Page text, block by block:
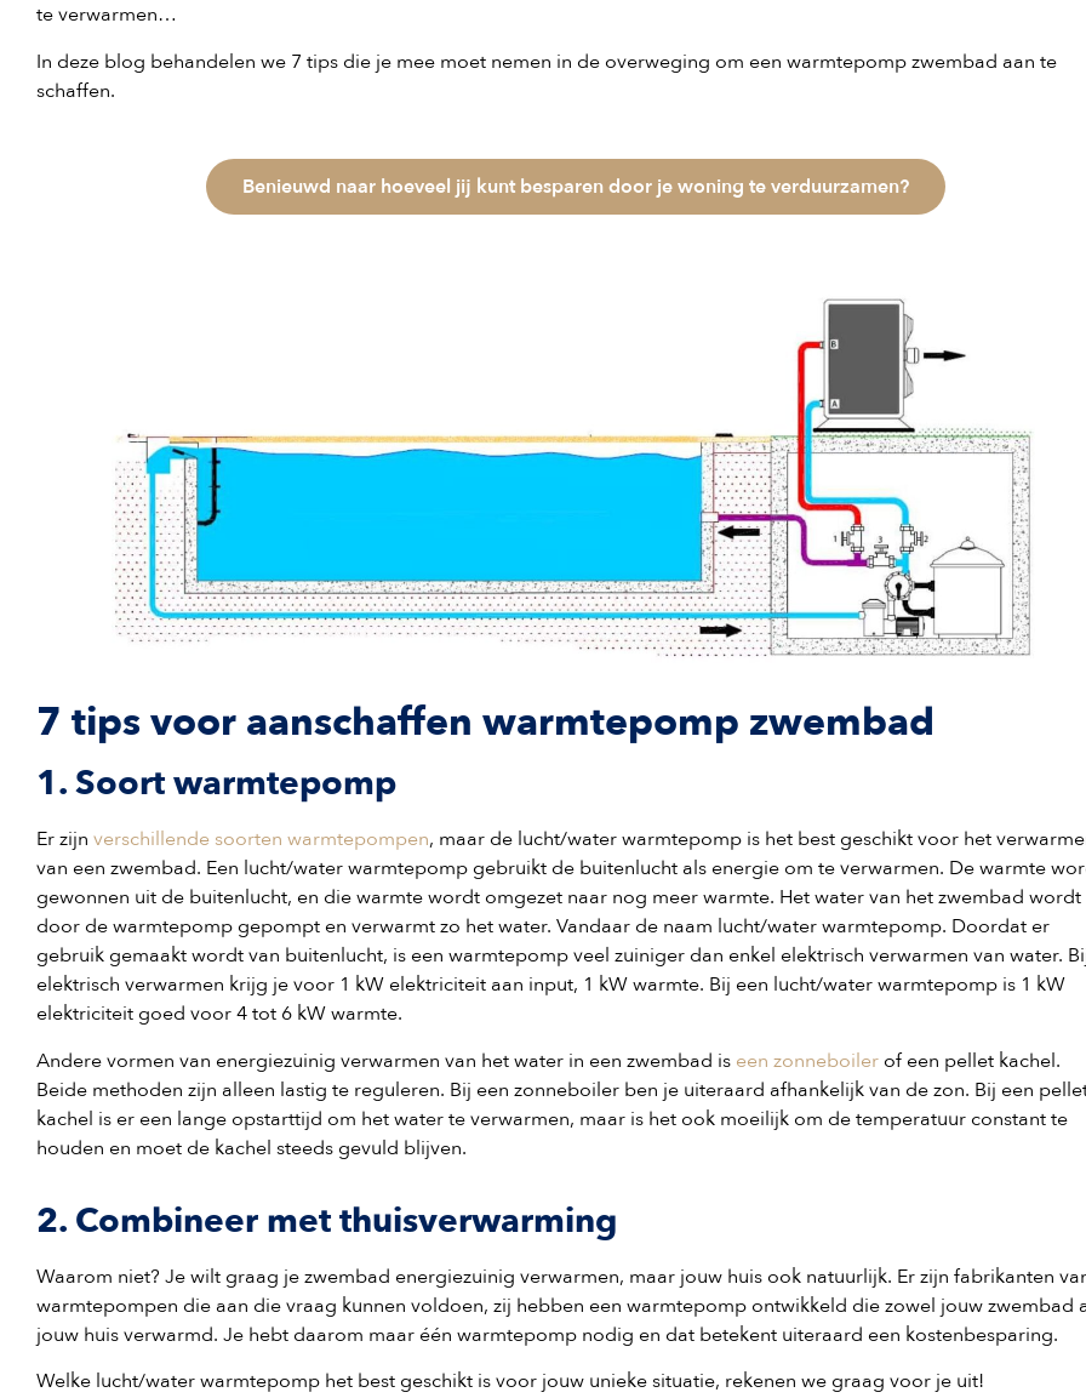
te verwarmen…
In deze blog behandelen we 7 tips die je mee moet nemen in de overweging om een warmtepomp zwembad aan te
schaffen.
Benieuwd naar hoeveel jij kunt besparen door je woning te verduurzamen?
7 tips voor aanschaffen warmtepomp zwembad
1. Soort warmtepomp
Er zijn verschillende soorten warmtepompen, maar de lucht/water warmtepomp is het best geschikt voor het
van een zwembad. Een lucht/water warmtepomp gebruikt de buitenlucht als energie om te verwarmen. De warmte
gewonnen uit de buitenlucht, en die warmte wordt omgezet naar nog meer warmte. Het water van het zwembad wordt
door de warmtepomp gepompt en verwarmt zo het water. Vandaar de naam lucht/water warmtepomp. Doordat er
gebruik gemaakt wordt van buitenlucht, is een warmtepomp veel zuiniger dan enkel elektrisch verwarmen van water.
elektrisch verwarmen krijg je voor 1 kW elektriciteit aan input, 1 kW warmte. Bij een lucht/water warmtepomp is 1 kW
elektriciteit goed voor 4 tot 6 kW warmte.
Andere vormen van energiezuinig verwarmen van het water in een zwembad is een zonneboiler of een pellet kachel.
Beide methoden zijn alleen lastig te reguleren. Bij een zonneboiler ben je uiteraard afhankelijk van de zon. Bij een
kachel is er een lange opstarttijd om het water te verwarmen, maar is het ook moeilijk om de temperatuur constant te
houden en moet de kachel steeds gevuld blijven.
2. Combineer met thuisverwarming
Waarom niet? Je wilt graag je zwembad energiezuinig verwarmen, maar jouw huis ook natuurlijk. Er zijn fabrikanten
warmtepompen die aan die vraag kunnen voldoen, zij hebben een warmtepomp ontwikkeld die zowel jouw zwembad
jouw huis verwarmd. Je hebt daarom maar één warmtepomp nodig en dat betekent uiteraard een kostenbesparing.
Welke lucht/water warmtepomp het best geschikt is voor jouw unieke situatie, rekenen we graag voor je uit!